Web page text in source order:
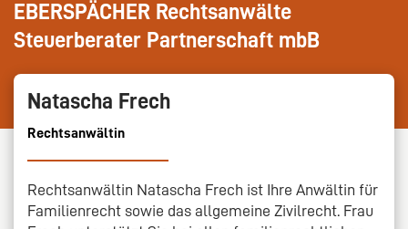
EBERSPÄCHER Rechtsanwälte
Steuerberater Partnerschaft mbB
Natascha Frech
Rechtsanwältin
Rechtsanwältin Natascha Frech ist Ihre Anwältin für
Familienrecht sowie das allgemeine Zivilrecht. Frau